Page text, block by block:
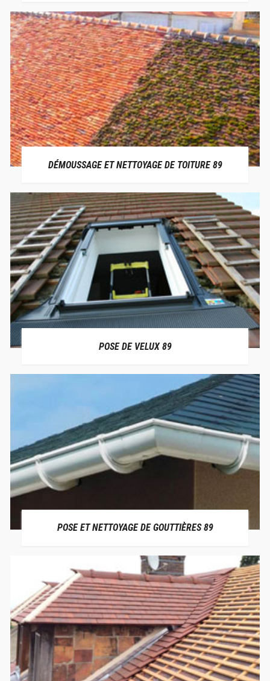
DÉMOUSSAGE ET NETTOYAGE DE TOITURE 89
POSE DE VELUX 89
POSE ET NETTOYAGE DE GOUTTIÈRES 89